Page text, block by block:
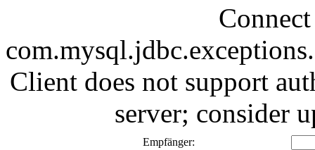
Client does not support
server; consider
Empfänger: